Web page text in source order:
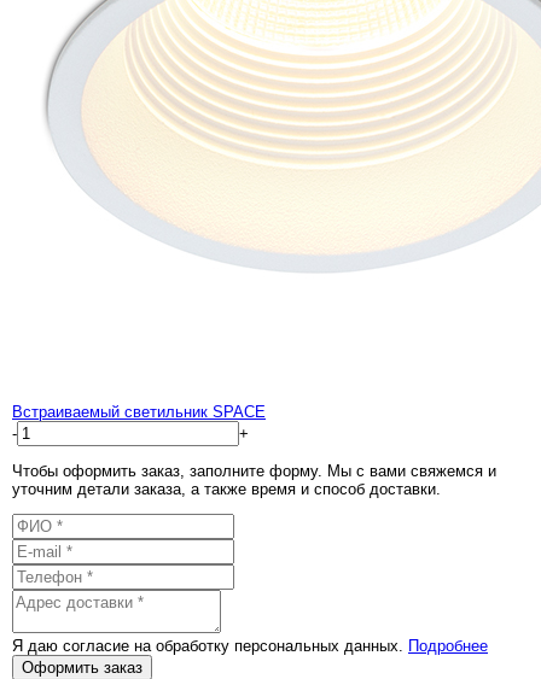
Встраиваемый светильник SPACE
-
+
Чтобы оформить заказ, заполните форму. Мы с вами свяжемся и
уточним детали заказа, а также время и способ доставки.
Я даю согласие на обработку персональных данных. Подробнее
Оформить заказ